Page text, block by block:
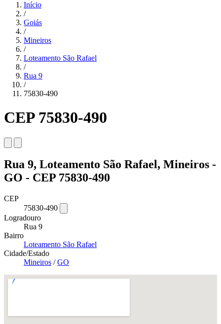
Início
/
Goiás
/
Mineiros
/
Loteamento São Rafael
/
Rua 9
/
75830-490
CEP 75830-490
Rua 9, Loteamento São Rafael, Mineiros -
GO - CEP 75830-490
CEP
75830-490
Logradouro
Rua 9
Bairro
Loteamento São Rafael
Cidade/Estado
Mineiros /GO